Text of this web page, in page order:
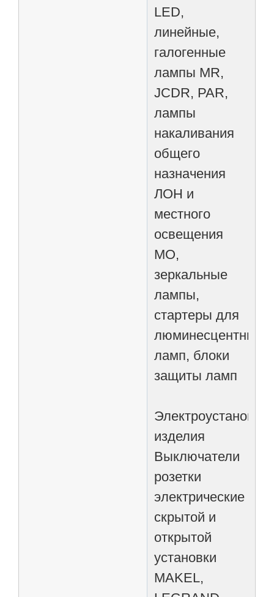
LED,
линейные,
галогенные
лампы MR,
JCDR, PAR,
лампы
накаливания
общего
назначения
ЛОН и
местного
освещения
МО,
зеркальные
лампы,
стартеры для
люминесцентных
ламп, блоки
защиты ламп
изделия
Выключатели
розетки
электрические
скрытой и
открытой
установки
MAKEL,